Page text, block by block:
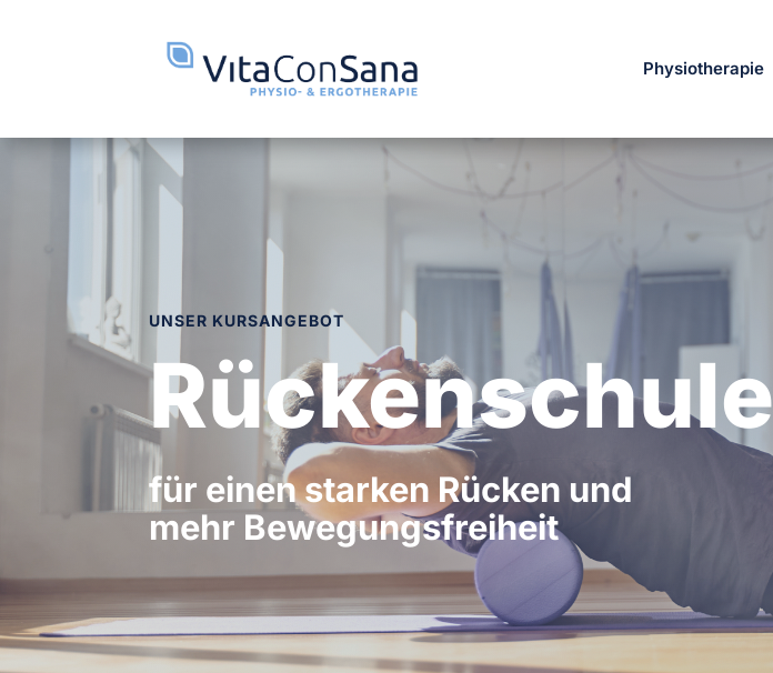
Physiotherapie
UNSER KURSANGEBOT
Rückenschule
für einen starken Rücken und
mehr Bewegungsfreiheit